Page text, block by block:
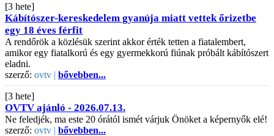
[3 hete]
Kábítószer-kereskedelem gyanúja miatt vettek őrizetbe
egy 18 éves férfit
A rendőrök a közlésük szerint akkor érték tetten a fiatalembert,
amikor egy fiatalkorú és egy gyermekkorú fiúnak próbált kábítószert
eladni.
szerző: ovtv | bővebben...
[3 hete]
OVTV ajánló - 2026.07.13.
Ne feledjék, ma este 20 órától ismét várjuk Önöket a képernyők elé!
szerző: ovtv | bővebben...